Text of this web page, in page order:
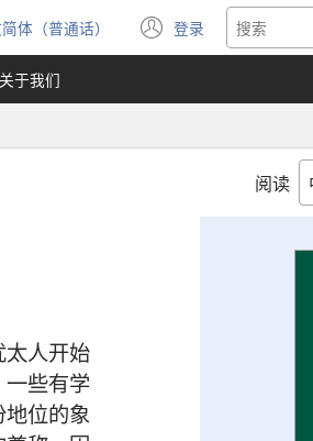
选
择
语
言
体（普通话） 登录
（打
开
窗
关于我们
阅读
人开始
些有学
位的象